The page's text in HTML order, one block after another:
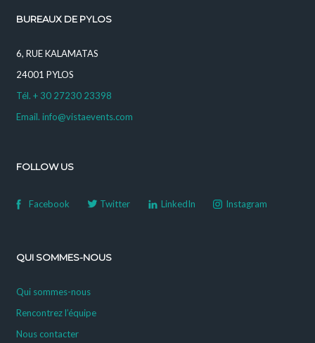
BUREAUX DE PYLOS
6, RUE KALAMATAS
24001 PYLOS
Tél. + 30 27230 23398
Email. info@vistaevents.com
FOLLOW US
Facebook Twitter LinkedIn Instagram
QUI SOMMES-NOUS
Qui sommes-nous
Rencontrez l’équipe
Nous contacter